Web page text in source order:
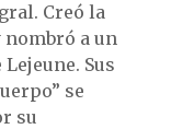
Creó la
a un
Sus
se
su